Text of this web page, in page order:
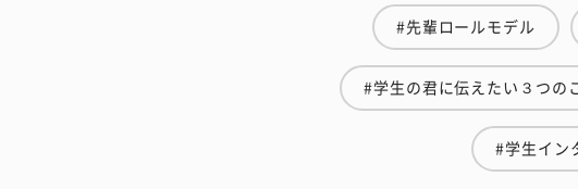
#先輩ロールモデル
#学生の君に伝えたい３つの
#学生イン